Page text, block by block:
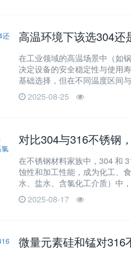
高温环境下该选304还
在工业领域的高温场景中（如
决定设备的安全稳定性与使用
基础选择，但在不同温度区间
2025-08-25
对比304与316不锈钢
在不锈钢材料家族中，304 和
蚀性和加工性能，成为化工、
水、盐水、含氯化工介质）中
2025-08-17
微量元素硅和锰对316